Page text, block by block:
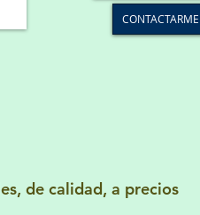
CONTACTARME
de calidad, a precios